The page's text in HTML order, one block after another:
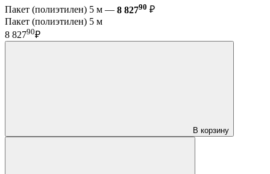
Пакет (полиэтилен) 5 м — 8 82790 ₽
Пакет (полиэтилен) 5 м
8 82790₽
В корзину